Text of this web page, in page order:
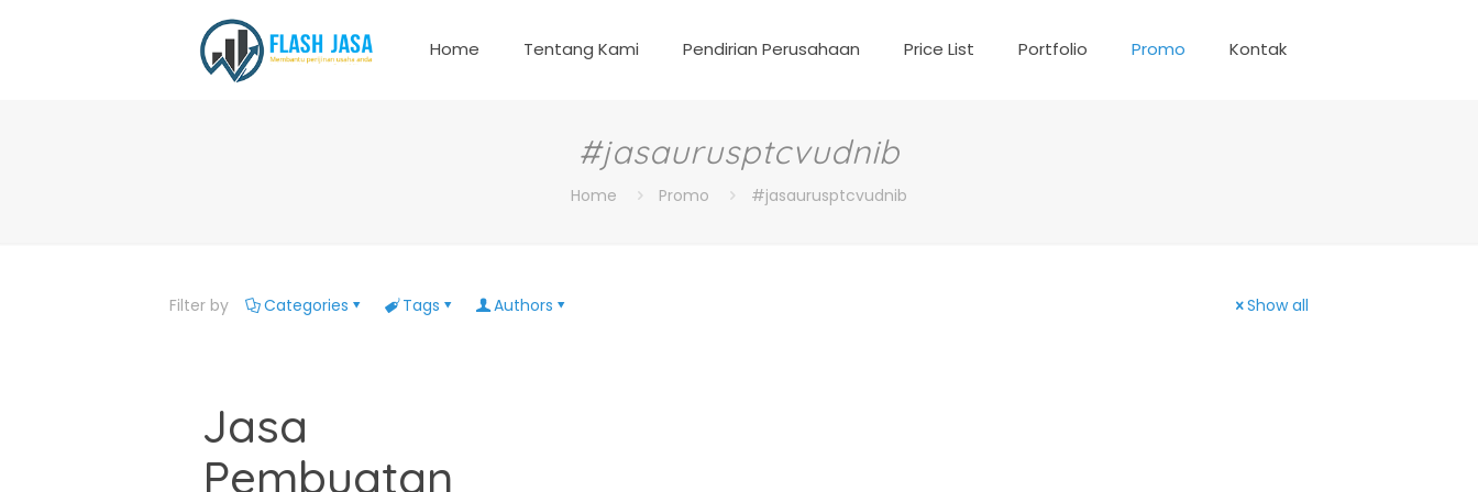
Home Tentang Kami Pendirian Perusahaan Price List Portfolio Promo Kontak
#jasaurusptcvudnib
Home Promo #jasaurusptcvudnib
Filter by Categories Tags Authors Show all
Jasa
Pembuatan